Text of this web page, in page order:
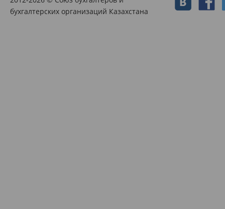
бухгалтерских организаций Казахстана